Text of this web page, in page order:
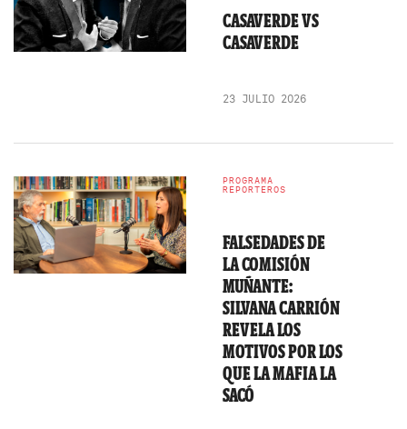
CASAVERDE VS
CASAVERDE
23 JULIO 2026
PROGRAMA
REPORTEROS
FALSEDADES DE
LA COMISIÓN
MUÑANTE:
SILVANA CARRIÓN
REVELA LOS
MOTIVOS POR LOS
QUE LA MAFIA LA
SACÓ